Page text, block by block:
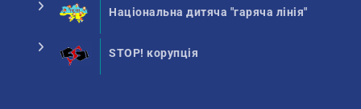
Національна дитяча "гаряча лінія"
STOP! корупція